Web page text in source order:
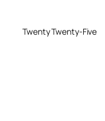
Twenty Twenty-Five